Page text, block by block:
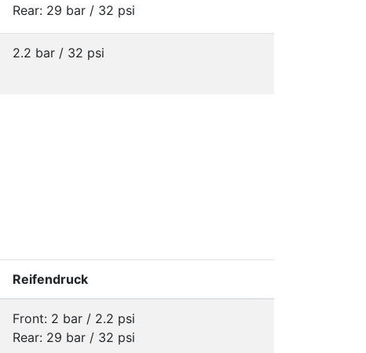
Rear: 29 bar / 32 psi
2.2 bar / 32 psi
Reifendruck
Front: 2 bar / 2.2 psi
Rear: 29 bar / 32 psi